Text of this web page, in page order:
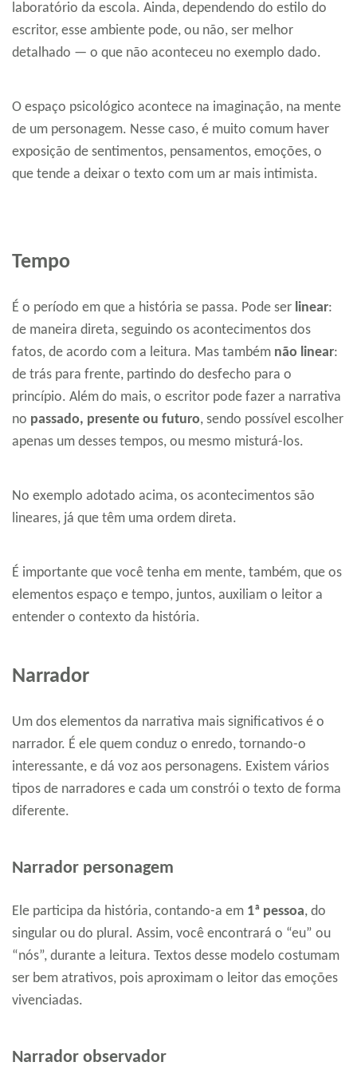
laboratório da escola. Ainda, dependendo do estilo do
escritor, esse ambiente pode, ou não, ser melhor
detalhado — o que não aconteceu no exemplo dado.
O espaço psicológico acontece na imaginação, na mente
de um personagem. Nesse caso, é muito comum haver
exposição de sentimentos, pensamentos, emoções, o
que tende a deixar o texto com um ar mais intimista.
Tempo
É o período em que a história se passa. Pode ser linear:
de maneira direta, seguindo os acontecimentos dos
fatos, de acordo com a leitura. Mas também não linear:
de trás para frente, partindo do desfecho para o
princípio. Além do mais, o escritor pode fazer a narrativa
no passado, presente ou futuro, sendo possível escolher
apenas um desses tempos, ou mesmo misturá-los.
No exemplo adotado acima, os acontecimentos são
lineares, já que têm uma ordem direta.
É importante que você tenha em mente, também, que os
elementos espaço e tempo, juntos, auxiliam o leitor a
entender o contexto da história.
Narrador
Um dos elementos da narrativa mais significativos é o
narrador. É ele quem conduz o enredo, tornando-o
interessante, e dá voz aos personagens. Existem vários
tipos de narradores e cada um constrói o texto de forma
diferente.
Narrador personagem
Ele participa da história, contando-a em 1ª pessoa, do
singular ou do plural. Assim, você encontrará o “eu” ou
“nós”, durante a leitura. Textos desse modelo costumam
ser bem atrativos, pois aproximam o leitor das emoções
vivenciadas.
Narrador observador